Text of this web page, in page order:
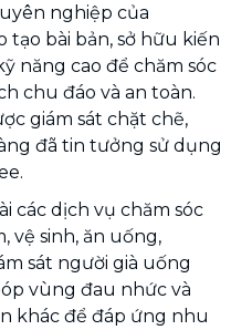
nghiệp của
tạo bài bản, sở hữu kiến
năng cao để chăm sóc
chu đáo và an toàn.
giám sát chặt chẽ,
đã tin tưởng sử dụng
các dịch vụ chăm sóc
vệ sinh, ăn uống,
sát người già uống
vùng đau nhức và
khác để đáp ứng nhu